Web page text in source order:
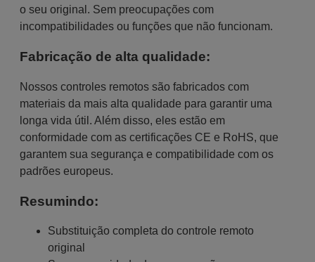
o seu original. Sem preocupações com
incompatibilidades ou funções que não funcionam.
Fabricação de alta qualidade:
Nossos controles remotos são fabricados com
materiais da mais alta qualidade para garantir uma
longa vida útil. Além disso, eles estão em
conformidade com as certificações CE e RoHS, que
garantem sua segurança e compatibilidade com os
padrões europeus.
Resumindo:
Substituição completa do controle remoto
original